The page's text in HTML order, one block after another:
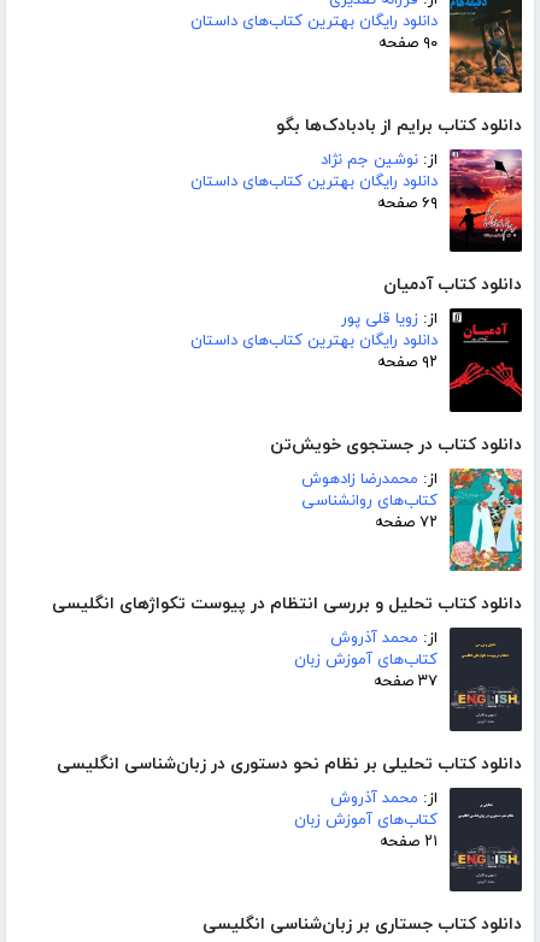
دانلود رایگان بهترین کتاب‌های داستان
۹۰ صفحه
دانلود کتاب برایم از بادبادک‌ها بگو
از: نوشین جم نژاد
دانلود رایگان بهترین کتاب‌های داستان
۶۹ صفحه
دانلود کتاب آدمیان
از: زویا قلی پور
دانلود رایگان بهترین کتاب‌های داستان
۹۲ صفحه
دانلود کتاب در جستجوی خویش‌تن
از: محمدرضا زادهوش
کتاب‌های روانشناسی
۷۲ صفحه
دانلود کتاب تحلیل و بررسی انتظام در پیوست تکواژهای انگلیسی
از: محمد آذروش
کتاب‌های آموزش زبان
۳۷ صفحه
دانلود کتاب تحلیلی بر نظام نحو دستوری در زبان‌شناسی انگلیسی
از: محمد آذروش
کتاب‌های آموزش زبان
۲۱ صفحه
دانلود کتاب جستاری بر زبان‌شناسی انگلیسی